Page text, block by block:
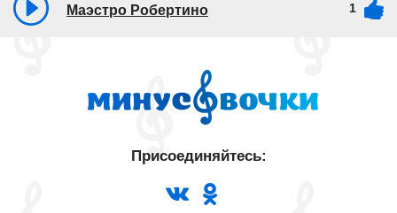
Маэстро Робертино 1
Присоединяйтесь: